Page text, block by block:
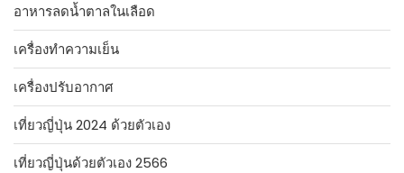
อาหารลดน้ำตาลในเลือด
เครื่องทำความเย็น
เครื่องปรับอากาศ
เที่ยวญี่ปุ่น 2024 ด้วยตัวเอง
เที่ยวญี่ปุ่นด้วยตัวเอง 2566